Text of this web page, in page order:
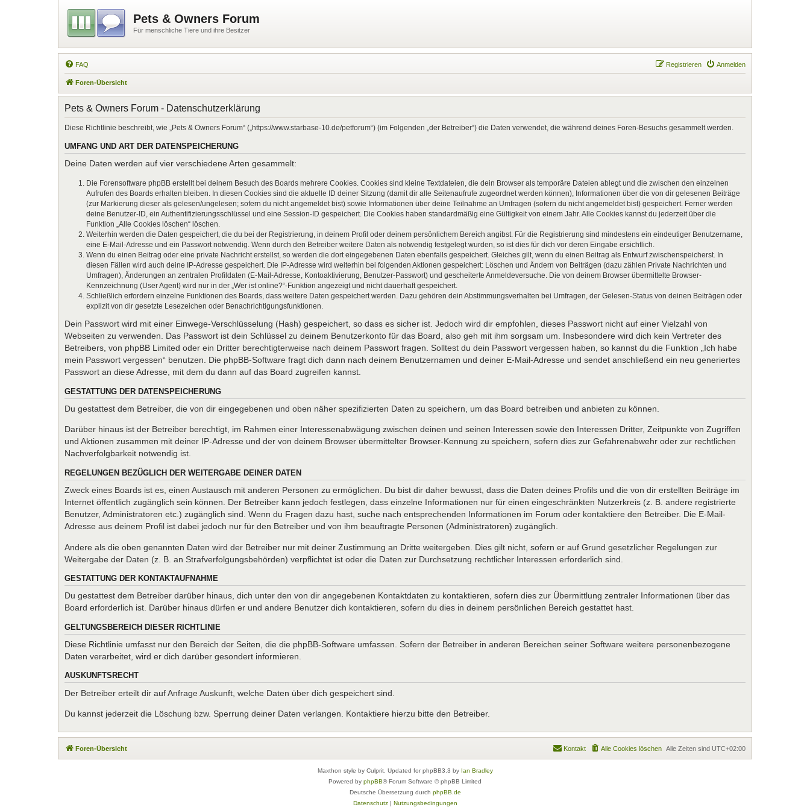
Pets & Owners Forum
Für menschliche Tiere und ihre Besitzer
FAQ Anmelden
Registrieren
Foren-Übersicht
Pets & Owners Forum - Datenschutzerklärung
Diese Richtlinie beschreibt, wie „Pets & Owners Forum“ („https://www.starbase-10.de/petforum“) (im Folgenden „der Betreiber“) die Daten verwendet, die während deines Foren-Besuchs gesammelt werden.
UMFANG UND ART DER DATENSPEICHERUNG
Deine Daten werden auf vier verschiedene Arten gesammelt:
Die Forensoftware phpBB erstellt bei deinem Besuch des Boards mehrere Cookies. Cookies sind kleine Textdateien, die dein Browser als temporäre Dateien ablegt und die zwischen den einzelnen
Aufrufen des Boards erhalten bleiben. In diesen Cookies sind die aktuelle ID deiner Sitzung (damit dir alle Seitenaufrufe zugeordnet werden können), Informationen über die von dir gelesenen Beiträge
(zur Markierung dieser als gelesen/ungelesen; sofern du nicht angemeldet bist) sowie Informationen über deine Teilnahme an Umfragen (sofern du nicht angemeldet bist) gespeichert. Ferner werden
deine Benutzer-ID, ein Authentifizierungsschlüssel und eine Session-ID gespeichert. Die Cookies haben standardmäßig eine Gültigkeit von einem Jahr. Alle Cookies kannst du jederzeit über die
Funktion „Alle Cookies löschen“ löschen.
Weiterhin werden die Daten gespeichert, die du bei der Registrierung, in deinem Profil oder deinem persönlichem Bereich angibst. Für die Registrierung sind mindestens ein eindeutiger Benutzername,
eine E-Mail-Adresse und ein Passwort notwendig. Wenn durch den Betreiber weitere Daten als notwendig festgelegt wurden, so ist dies für dich vor deren Eingabe ersichtlich.
Wenn du einen Beitrag oder eine private Nachricht erstellst, so werden die dort eingegebenen Daten ebenfalls gespeichert. Gleiches gilt, wenn du einen Beitrag als Entwurf zwischenspeicherst. In
diesen Fällen wird auch deine IP-Adresse gespeichert. Die IP-Adresse wird weiterhin bei folgenden Aktionen gespeichert: Löschen und Ändern von Beiträgen (dazu zählen Private Nachrichten und
Umfragen), Änderungen an zentralen Profildaten (E-Mail-Adresse, Kontoaktivierung, Benutzer-Passwort) und gescheiterte Anmeldeversuche. Die von deinem Browser übermittelte Browser-
Kennzeichnung (User Agent) wird nur in der „Wer ist online?“-Funktion angezeigt und nicht dauerhaft gespeichert.
Schließlich erfordern einzelne Funktionen des Boards, dass weitere Daten gespeichert werden. Dazu gehören dein Abstimmungsverhalten bei Umfragen, der Gelesen-Status von deinen Beiträgen oder
explizit von dir gesetzte Lesezeichen oder Benachrichtigungsfunktionen.
Dein Passwort wird mit einer Einwege-Verschlüsselung (Hash) gespeichert, so dass es sicher ist. Jedoch wird dir empfohlen, dieses Passwort nicht auf einer Vielzahl von
Webseiten zu verwenden. Das Passwort ist dein Schlüssel zu deinem Benutzerkonto für das Board, also geh mit ihm sorgsam um. Insbesondere wird dich kein Vertreter des
Betreibers, von phpBB Limited oder ein Dritter berechtigterweise nach deinem Passwort fragen. Solltest du dein Passwort vergessen haben, so kannst du die Funktion „Ich habe
mein Passwort vergessen“ benutzen. Die phpBB-Software fragt dich dann nach deinem Benutzernamen und deiner E-Mail-Adresse und sendet anschließend ein neu generiertes
Passwort an diese Adresse, mit dem du dann auf das Board zugreifen kannst.
GESTATTUNG DER DATENSPEICHERUNG
Du gestattest dem Betreiber, die von dir eingegebenen und oben näher spezifizierten Daten zu speichern, um das Board betreiben und anbieten zu können.
Darüber hinaus ist der Betreiber berechtigt, im Rahmen einer Interessenabwägung zwischen deinen und seinen Interessen sowie den Interessen Dritter, Zeitpunkte von Zugriffen
und Aktionen zusammen mit deiner IP-Adresse und der von deinem Browser übermittelter Browser-Kennung zu speichern, sofern dies zur Gefahrenabwehr oder zur rechtlichen
Nachverfolgbarkeit notwendig ist.
REGELUNGEN BEZÜGLICH DER WEITERGABE DEINER DATEN
Zweck eines Boards ist es, einen Austausch mit anderen Personen zu ermöglichen. Du bist dir daher bewusst, dass die Daten deines Profils und die von dir erstellten Beiträge im
Internet öffentlich zugänglich sein können. Der Betreiber kann jedoch festlegen, dass einzelne Informationen nur für einen eingeschränkten Nutzerkreis (z. B. andere registrierte
Benutzer, Administratoren etc.) zugänglich sind. Wenn du Fragen dazu hast, suche nach entsprechenden Informationen im Forum oder kontaktiere den Betreiber. Die E-Mail-
Adresse aus deinem Profil ist dabei jedoch nur für den Betreiber und von ihm beauftragte Personen (Administratoren) zugänglich.
Andere als die oben genannten Daten wird der Betreiber nur mit deiner Zustimmung an Dritte weitergeben. Dies gilt nicht, sofern er auf Grund gesetzlicher Regelungen zur
Weitergabe der Daten (z. B. an Strafverfolgungsbehörden) verpflichtet ist oder die Daten zur Durchsetzung rechtlicher Interessen erforderlich sind.
GESTATTUNG DER KONTAKTAUFNAHME
Du gestattest dem Betreiber darüber hinaus, dich unter den von dir angegebenen Kontaktdaten zu kontaktieren, sofern dies zur Übermittlung zentraler Informationen über das
Board erforderlich ist. Darüber hinaus dürfen er und andere Benutzer dich kontaktieren, sofern du dies in deinem persönlichen Bereich gestattet hast.
GELTUNGSBEREICH DIESER RICHTLINIE
Diese Richtlinie umfasst nur den Bereich der Seiten, die die phpBB-Software umfassen. Sofern der Betreiber in anderen Bereichen seiner Software weitere personenbezogene
Daten verarbeitet, wird er dich darüber gesondert informieren.
AUSKUNFTSRECHT
Der Betreiber erteilt dir auf Anfrage Auskunft, welche Daten über dich gespeichert sind.
Du kannst jederzeit die Löschung bzw. Sperrung deiner Daten verlangen. Kontaktiere hierzu bitte den Betreiber.
Foren-Übersicht Alle Zeiten sind UTC+02:00
Alle Cookies löschen
Kontakt
Maxthon style by Culprit. Updated for phpBB3.3 by Ian Bradley
Powered by phpBB® Forum Software © phpBB Limited
Deutsche Übersetzung durch phpBB.de
Datenschutz| Nutzungsbedingungen